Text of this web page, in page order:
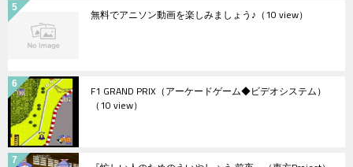
無料でアニソン動画を楽しみましょう♪ （10 view）
F1 GRAND PRIX（アーケードゲーム◆ビデオシステム）
（10 view）